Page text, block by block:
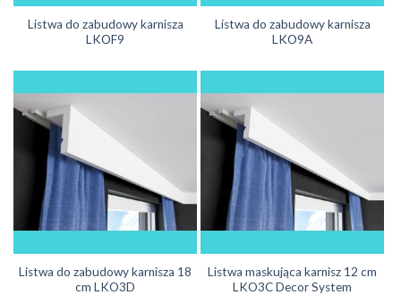
Listwa do zabudowy karnisza
LKOF9
Listwa do zabudowy karnisza
LKO9A
Listwa do zabudowy karnisza 18
cm LKO3D
Listwa maskująca karnisz 12 cm
LKO3C Decor System